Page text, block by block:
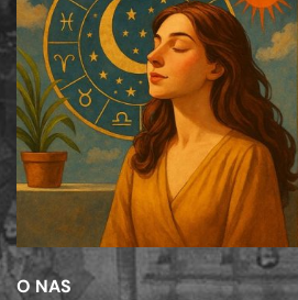
O NAS